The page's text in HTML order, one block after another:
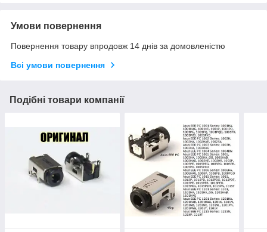
Умови повернення
Повернення товару впродовж 14 днів за домовленістю
Всі умови повернення
Подібні товари компанії